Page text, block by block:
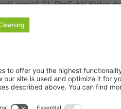
gemäß 31. BImSchV dürfen
aufgrund von
Textilien mit geringer